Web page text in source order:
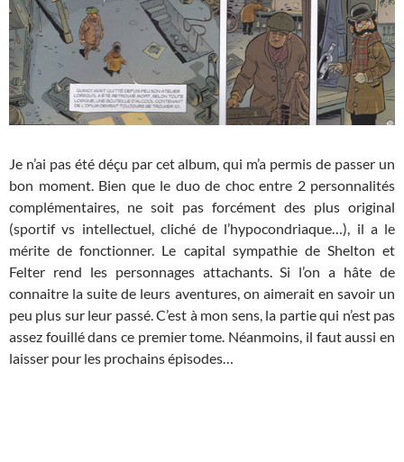
Je n’ai pas été déçu par cet album, qui m’a permis de passer un
bon moment. Bien que le duo de choc entre 2 personnalités
complémentaires, ne soit pas forcément des plus original
(sportif vs intellectuel, cliché de l’hypocondriaque…), il a le
mérite de fonctionner. Le capital sympathie de Shelton et
Felter rend les personnages attachants. Si l’on a hâte de
connaitre la suite de leurs aventures, on aimerait en savoir un
peu plus sur leur passé. C’est à mon sens, la partie qui n’est pas
assez fouillé dans ce premier tome. Néanmoins, il faut aussi en
laisser pour les prochains épisodes…